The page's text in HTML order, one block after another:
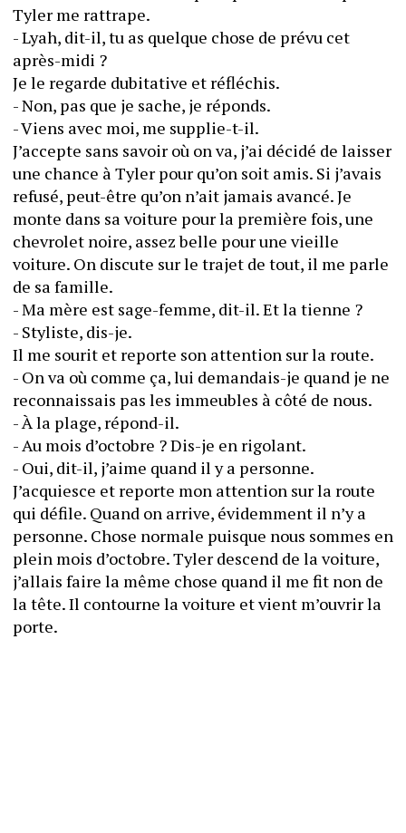
Tyler me rattrape.
- Lyah, dit-il, tu as quelque chose de prévu cet
après-midi ?
Je le regarde dubitative et réfléchis.
- Non, pas que je sache, je réponds.
- Viens avec moi, me supplie-t-il.
J’accepte sans savoir où on va, j’ai décidé de laisser
une chance à Tyler pour qu’on soit amis. Si j’avais
refusé, peut-être qu’on n’ait jamais avancé. Je
monte dans sa voiture pour la première fois, une
chevrolet noire, assez belle pour une vieille
voiture. On discute sur le trajet de tout, il me parle
de sa famille.
- Ma mère est sage-femme, dit-il. Et la tienne ?
- Styliste, dis-je.
Il me sourit et reporte son attention sur la route.
- On va où comme ça, lui demandais-je quand je ne
reconnaissais pas les immeubles à côté de nous.
- À la plage, répond-il.
- Au mois d’octobre ? Dis-je en rigolant.
- Oui, dit-il, j’aime quand il y a personne.
J’acquiesce et reporte mon attention sur la route
qui défile. Quand on arrive, évidemment il n’y a
personne. Chose normale puisque nous sommes en
plein mois d’octobre. Tyler descend de la voiture,
j’allais faire la même chose quand il me fit non de
la tête. Il contourne la voiture et vient m’ouvrir la
porte.